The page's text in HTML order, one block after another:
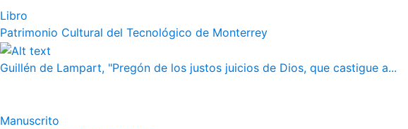
Libro
Patrimonio Cultural del Tecnológico de Monterrey
Guillén de Lampart, "Pregón de los justos juicios de Dios, que castigue a...
Manuscrito